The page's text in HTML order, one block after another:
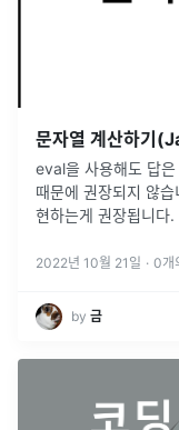
문자열 계산하기
eval을 사용해도 답
때문에 권장되지 않
현하는게 권장됩니다
2022년 10월 21일 · 0개
by 금